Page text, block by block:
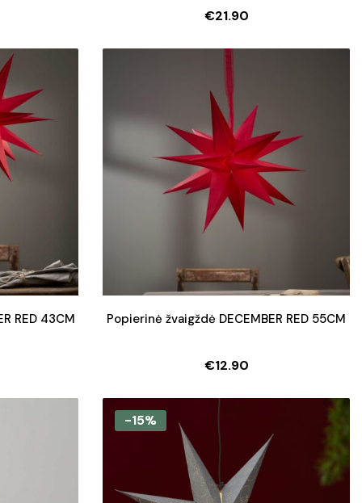
€21.90
RED 43CM Popierinė žvaigždė DECEMBER RED 55CM
€12.90
-15%